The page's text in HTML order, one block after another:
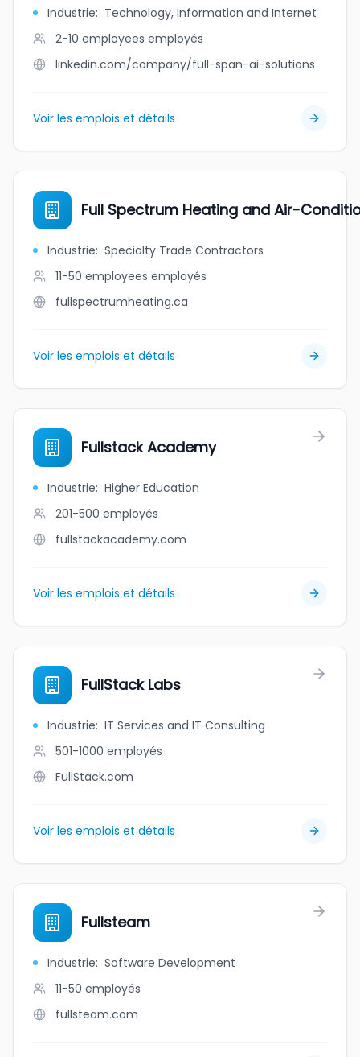
Industrie: Technology, Information and Internet
2-10 employees employés
linkedin.com/company/full-span-ai-solutions
Voir les emplois et détails
Full Spectrum Heating and Air-
Industrie: Specialty Trade Contractors
11-50 employees employés
fullspectrumheating.ca
Voir les emplois et détails
Fullstack Academy
Industrie: Higher Education
201-500 employés
fullstackacademy.com
Voir les emplois et détails
FullStack Labs
Industrie: IT Services and IT Consulting
501-1000 employés
FullStack.com
Voir les emplois et détails
Fullsteam
Industrie: Software Development
11-50 employés
fullsteam.com